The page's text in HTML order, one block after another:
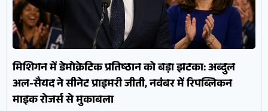
मिशिगन में डेमोक्रेटिक प्रतिष्ठान को बड़ा झटका: अब्दुल
अल-सैयद ने सीनेट प्राइमरी जीती, नवंबर में रिपब्लिकन
माइक रोजर्स से मुकाबला